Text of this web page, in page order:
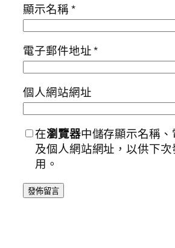
顯示名稱*
電子郵件地址*
個人網站網址
在瀏覽器中儲存顯示名稱
及個人網站網址，以供下
用。